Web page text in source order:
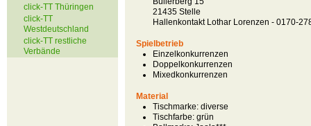
click-TT Thüringen
click-TT
Westdeutschland
click-TT restliche
Verbände
21435 Stelle
Hallenkontakt Lothar Lorenzen - 0170-
Spielbetrieb
Einzelkonkurrenzen
Doppelkonkurrenzen
Mixedkonkurrenzen
Material
Tischmarke: diverse
Tischfarbe: grün